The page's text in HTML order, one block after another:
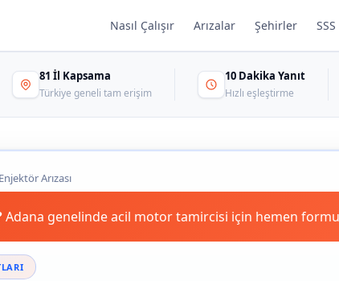
Nasıl Çalışır Arızalar Şehirler SSS
81 İl Kapsama
Türkiye geneli tam erişim
10 Dakika Yanıt
Hızlı eşleştirme
Enjektör Arızası
Adana genelinde acil motor tamircisi için hemen